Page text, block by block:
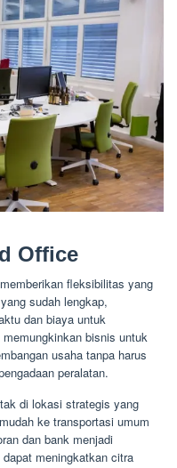
Office
fleksibilitas yang
sudah lengkap,
dan biaya untuk
bisnis untuk
usaha tanpa harus
peralatan.
di lokasi strategis yang
ke transportasi umum
dan bank menjadi
meningkatkan citra